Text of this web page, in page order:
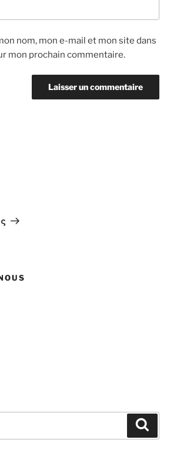
nom, mon e-mail et mon site dans
mon prochain commentaire.